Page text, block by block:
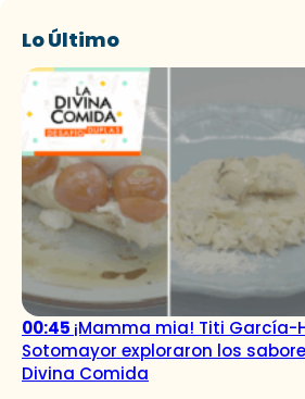
Lo Último
00:45 ¡Mamma mia! Titi García-
Sotomayor exploraron los
Divina Comida